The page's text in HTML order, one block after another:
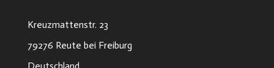
Kreuzmattenstr. 23
79276 Reute bei Freiburg